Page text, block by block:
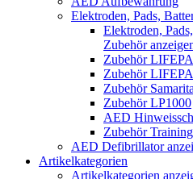
Elektroden, Pads,
Elektroden,
Zubehör
Zubehör
Zubehör
Zubehör
Zubehör LP1000
AED
Zubehör
AED Defibrillator
Artikelkategorien
Artikelkategorien